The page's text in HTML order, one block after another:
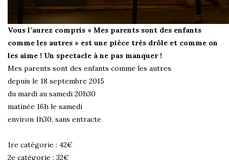
Vous l’aurez compris « Mes parents sont des enfants
comme les autres » est une pièce très drôle et comme on
les aime ! Un spectacle à ne pas manquer !
Mes parents sont des enfants comme les autres
depuis le 18 septembre 2015
du mardi au samedi 20h30
matinée 16h le samedi
environ 1h30, sans entracte
1re catégorie : 42€
2e catégorie : 32€